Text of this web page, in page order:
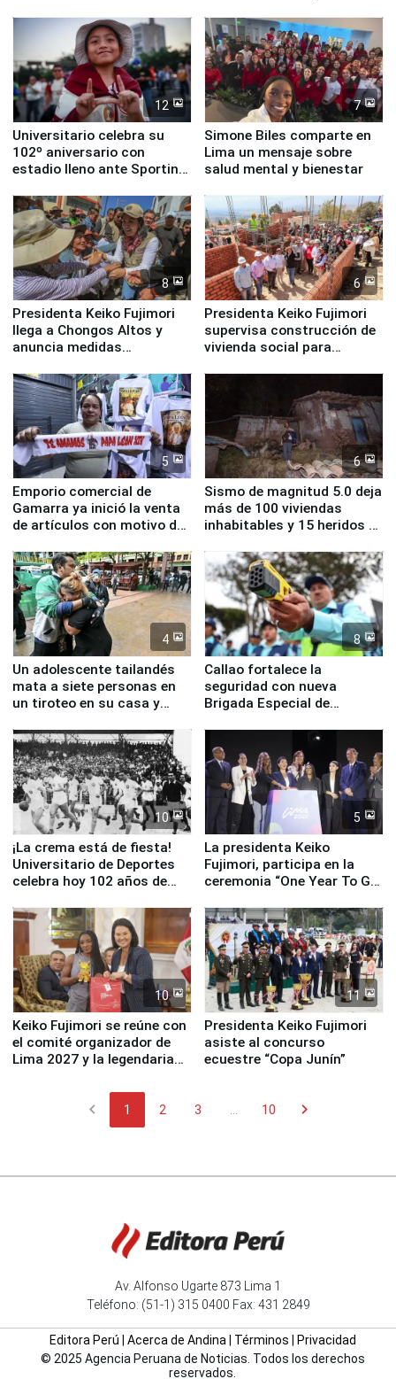
12
Universitario celebra su
102º aniversario con
estadio lleno ante Sporting
7
Simone Biles comparte en
Lima un mensaje sobre
salud mental y bienestar
8
Presidenta Keiko Fujimori
llega a Chongos Altos y
anuncia medidas
educación, salud y empleo
6
Presidenta Keiko Fujimori
supervisa construcción de
vivienda social para
5
Emporio comercial de
Gamarra ya inició la venta
de artículos con motivo de
6
Sismo de magnitud 5.0 deja
más de 100 viviendas
inhabitables y 15 heridos en
4
Un adolescente tailandés
mata a siete personas en
un tiroteo en su casa y
8
Callao fortalece la
seguridad con nueva
Brigada Especial de
equipamiento para
Serenazgo
10
¡La crema está de fiesta!
Universitario de Deportes
celebra hoy 102 años de
5
La presidenta Keiko
Fujimori, participa en la
ceremonia “One Year To Go
10
Keiko Fujimori se reúne con
el comité organizador de
Lima 2027 y la legendaria
11
Presidenta Keiko Fujimori
asiste al concurso
ecuestre “Copa Junín”
chevron_left 1 2 3 10 chevron_right
Av. Alfonso Ugarte 873 Lima 1
Teléfono: (51-1) 315 0400 Fax: 431 2849
Editora Perú Acerca de Andina| Términos
Privacidad
© 2025 Agencia Peruana de Noticias. Todos los derechos
reservados.